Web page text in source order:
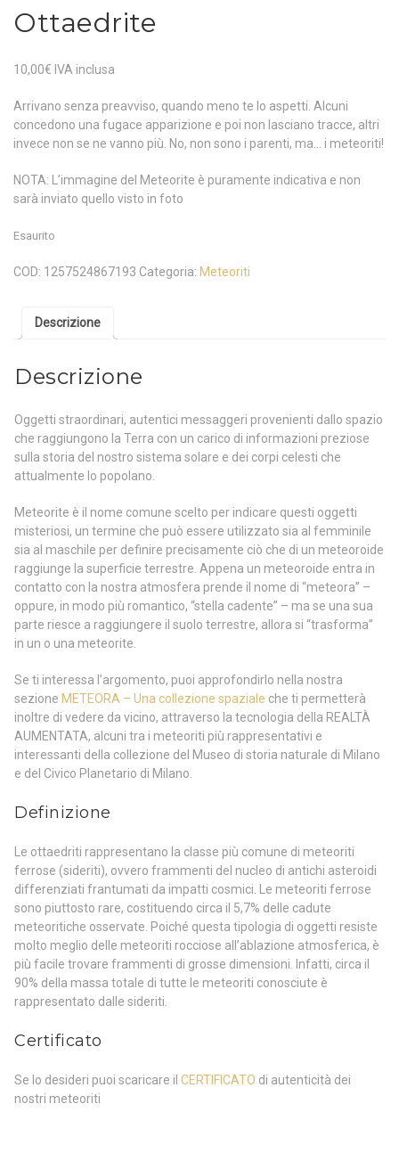
Ottaedrite
10,00€ IVA inclusa
Arrivano senza preavviso, quando meno te lo aspetti. Alcuni
concedono una fugace apparizione e poi non lasciano tracce, altri
invece non se ne vanno più. No, non sono i parenti, ma… i meteoriti!
NOTA: L’immagine del Meteorite è puramente indicativa e non
sarà inviato quello visto in foto
Esaurito
COD: 1257524867193 Categoria: Meteoriti
Descrizione
Descrizione
Oggetti straordinari, autentici messaggeri provenienti dallo spazio
che raggiungono la Terra con un carico di informazioni preziose
sulla storia del nostro sistema solare e dei corpi celesti che
attualmente lo popolano.
Meteorite è il nome comune scelto per indicare questi oggetti
misteriosi, un termine che può essere utilizzato sia al femminile
sia al maschile per definire precisamente ciò che di un meteoroide
raggiunge la superficie terrestre. Appena un meteoroide entra in
contatto con la nostra atmosfera prende il nome di “meteora” –
oppure, in modo più romantico, “stella cadente” – ma se una sua
parte riesce a raggiungere il suolo terrestre, allora si “trasforma”
in un o una meteorite.
Se ti interessa l’argomento, puoi approfondirlo nella nostra
sezione METEORA – Una collezione spaziale che ti permetterà
inoltre di vedere da vicino, attraverso la tecnologia della REALTÀ
AUMENTATA, alcuni tra i meteoriti più rappresentativi e
interessanti della collezione del Museo di storia naturale di Milano
e del Civico Planetario di Milano.
Definizione
Le ottaedriti rappresentano la classe più comune di meteoriti
ferrose (sideriti), ovvero frammenti del nucleo di antichi asteroidi
differenziati frantumati da impatti cosmici. Le meteoriti ferrose
sono piuttosto rare, costituendo circa il 5,7% delle cadute
meteoritiche osservate. Poiché questa tipologia di oggetti resiste
molto meglio delle meteoriti rocciose all’ablazione atmosferica, è
più facile trovare frammenti di grosse dimensioni. Infatti, circa il
90% della massa totale di tutte le meteoriti conosciute è
rappresentato dalle sideriti.
Certificato
Se lo desideri puoi scaricare il CERTIFICATO di autenticità dei
nostri meteoriti